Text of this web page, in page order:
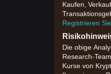
Kaufen,
Registrieren
Die obige
Research-
Kurse von